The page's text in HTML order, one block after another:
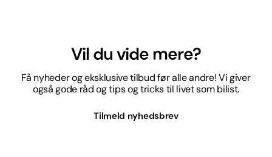
Vil du vide mere?
Få nyheder og eksklusive tilbud før alle andre! Vi giver
også gode råd og tips og tricks til livet som bilist.
Tilmeld nyhedsbrev